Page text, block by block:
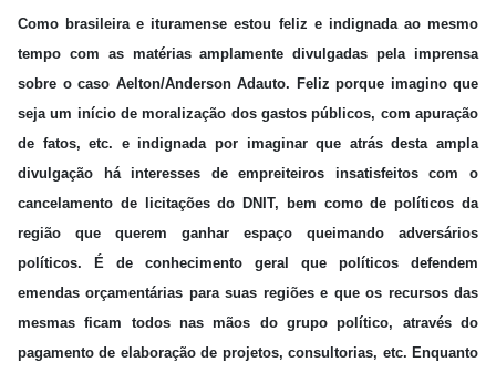
Como brasileira e ituramense estou feliz e indignada ao mesmo
tempo com as matérias amplamente divulgadas pela imprensa
sobre o caso Aelton/Anderson Adauto. Feliz porque imagino que
seja um início de moralização dos gastos públicos, com apuração
de fatos, etc. e indignada por imaginar que atrás desta ampla
divulgação há interesses de empreiteiros insatisfeitos com o
cancelamento de licitações do DNIT, bem como de políticos da
região que querem ganhar espaço queimando adversários
políticos. É de conhecimento geral que políticos defendem
emendas orçamentárias para suas regiões e que os recursos das
mesmas ficam todos nas mãos do grupo político, através do
pagamento de elaboração de projetos, consultorias, etc. Enquanto